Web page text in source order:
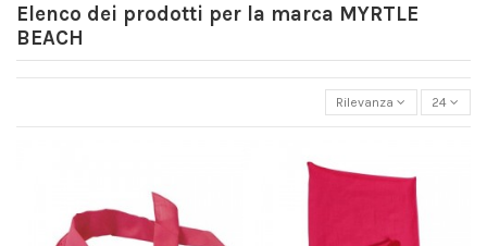
Elenco dei prodotti per la marca MYRTLE
BEACH
Rilevanza 24